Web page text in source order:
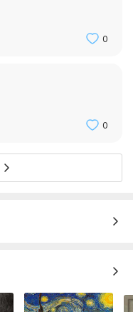
끝을 향해가고 있다는 것은
지 않고 희생자만을 요구하
산드라』에 썼고요. 『소설 카
할까, 나는 신경을 곤두세우
안 된다는 메시지 말입니
하여 마침내 단 한 번이라도,
0
0